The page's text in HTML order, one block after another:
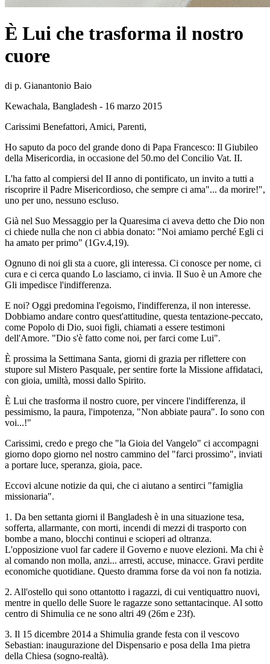
È Lui che trasforma il nostro
cuore
di p. Gianantonio Baio
Kewachala, Bangladesh - 16 marzo 2015
Carissimi Benefattori, Amici, Parenti,
Ho saputo da poco del grande dono di Papa Francesco: Il Giubileo
della Misericordia, in occasione del 50.mo del Concilio Vat. II.
L'ha fatto al compiersi del II anno di pontificato, un invito a tutti a
riscoprire il Padre Misericordioso, che sempre ci ama"... da morire!",
uno per uno, nessuno escluso.
Già nel Suo Messaggio per la Quaresima ci aveva detto che Dio non
ci chiede nulla che non ci abbia donato: "Noi amiamo perché Egli ci
ha amato per primo" (1Gv.4,19).
Ognuno di noi gli sta a cuore, gli interessa. Ci conosce per nome, ci
cura e ci cerca quando Lo lasciamo, ci invia. Il Suo è un Amore che
Gli impedisce l'indifferenza.
E noi? Oggi predomina l'egoismo, l'indifferenza, il non interesse.
Dobbiamo andare contro quest'attitudine, questa tentazione-peccato,
come Popolo di Dio, suoi figli, chiamati a essere testimoni
dell'Amore. "Dio s'è fatto come noi, per farci come Lui".
È prossima la Settimana Santa, giorni di grazia per riflettere con
stupore sul Mistero Pasquale, per sentire forte la Missione affidataci,
con gioia, umiltà, mossi dallo Spirito.
È Lui che trasforma il nostro cuore, per vincere l'indifferenza, il
pessimismo, la paura, l'impotenza, "Non abbiate paura". Io sono con
voi...!"
Carissimi, credo e prego che "la Gioia del Vangelo" ci accompagni
giorno dopo giorno nel nostro cammino del "farci prossimo", inviati
a portare luce, speranza, gioia, pace.
Eccovi alcune notizie da qui, che ci aiutano a sentirci "famiglia
missionaria".
1. Da ben settanta giorni il Bangladesh è in una situazione tesa,
sofferta, allarmante, con morti, incendi di mezzi di trasporto con
bombe a mano, blocchi continui e scioperi ad oltranza.
L'opposizione vuol far cadere il Governo e nuove elezioni. Ma chi è
al comando non molla, anzi... arresti, accuse, minacce. Gravi perdite
economiche quotidiane. Questo dramma forse da voi non fa notizia.
2. All'ostello qui sono ottantotto i ragazzi, di cui ventiquattro nuovi,
mentre in quello delle Suore le ragazze sono settantacinque. Al sotto
centro di Shimulia ce ne sono altri 49 (26m e 23f).
3. Il 15 dicembre 2014 a Shimulia grande festa con il vescovo
Sebastian: inaugurazione del Dispensario e posa della 1ma pietra
della Chiesa (sogno-realtà).